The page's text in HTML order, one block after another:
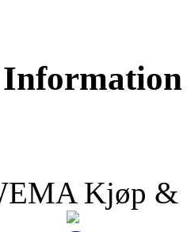
Kjøp